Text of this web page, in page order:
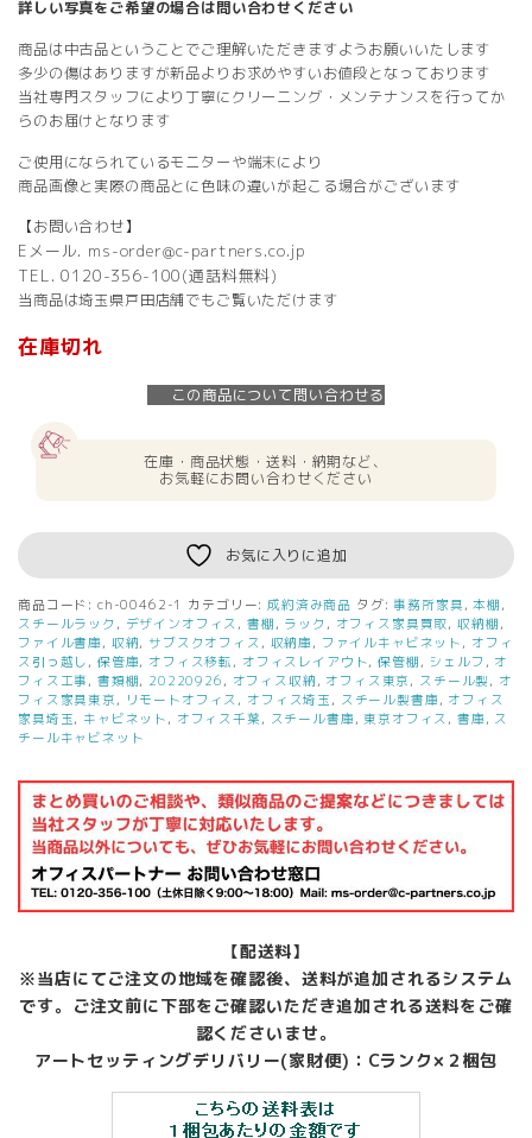
詳しい写真をご希望の場合は問い合わせください
商品は中古品ということでご理解いただきますようお願いいたします
多少の傷はありますが新品よりお求めやすいお値段となっております
当社専門スタッフにより丁寧にクリーニング・メンテナンスを行ってか
らのお届けとなります
ご使用になられているモニターや端末により
商品画像と実際の商品とに色味の違いが起こる場合がございます
【お問い合わせ】
Eメール. ms-order@c-partners.co.jp
TEL. 0120-356-100(通話料無料)
当商品は埼玉県戸田店舗でもご覧いただけます
在庫切れ
この商品について問い合わせる
在庫・商品状態・送料・納期など、
お気軽にお問い合わせください
お気に入りに追加
商品コード: ch-00462-1 カテゴリー: 成約済み商品 タグ:事務所家具 ,本棚 ,
スチールラック , デザインオフィス , 書棚 , ラック , オフィス家具買取,収納棚 ,
ファイル書庫 , 収納,サブスクオフィス , 収納庫 , ファイルキャビネット , オフィ
ス引っ越し , 保管庫, オフィス移転 , オフィスレイアウト,保管棚 , シェルフ , オ
フィス工事 , 書類棚, 20220926 , オフィス収納 , オフィス東京 , スチール製 , オ
フィス家具東京 , リモートオフィス , オフィス埼玉 , スチール製書庫 , オフィス
家具埼玉, キャビネット , オフィス千葉 , スチール書庫 ,東京オフィス , 書庫 , ス
チールキャビネット
【配送料】
※当店にてご注文の地域を確認後、送料が追加されるシステム
です。ご注文前に下部をご確認いただき追加される送料をご確
認くださいませ。
アートセッティングデリバリー(家財便)：Cランク×２梱包